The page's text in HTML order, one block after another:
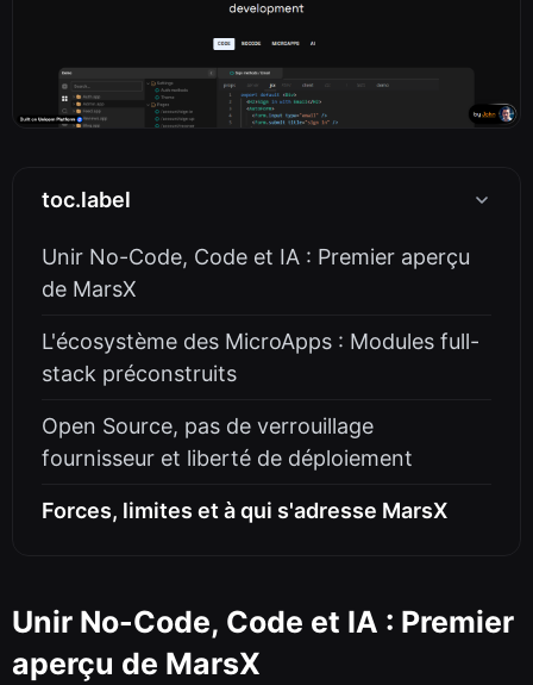
toc.label
Unir No-Code, Code et IA : Premier aperçu
de MarsX
L'écosystème des MicroApps : Modules full-
stack préconstruits
Open Source, pas de verrouillage
fournisseur et liberté de déploiement
Forces, limites et à qui s'adresse MarsX
Unir No-Code, Code et IA : Premier
aperçu de MarsX